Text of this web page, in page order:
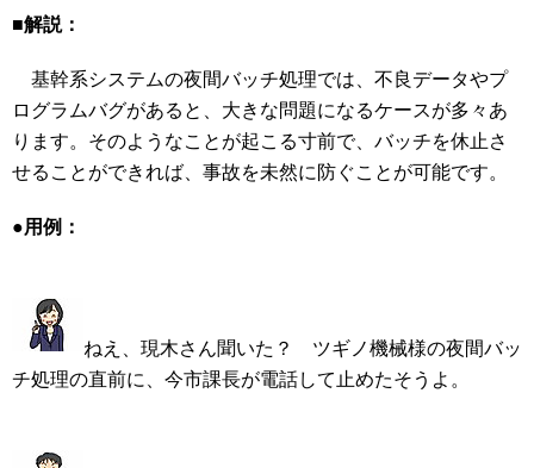
■解説：
基幹系システムの夜間バッチ処理では、不良データやプ
ログラムバグがあると、大きな問題になるケースが多々あ
ります。そのようなことが起こる寸前で、バッチを休止さ
せることができれば、事故を未然に防ぐことが可能です。
●用例：
ねえ、現木さん聞いた？ ツギノ機械様の夜間バッ
チ処理の直前に、今市課長が電話して止めたそうよ。